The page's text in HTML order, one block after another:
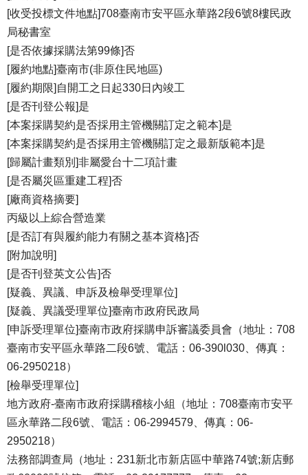
[收受投標文件地點]708臺南市安平區永華路2段6號8樓民政
局秘書室
[是否依據採購法第99條]否
[履約地點]臺南市(非原住民地區)
[履約期限]自開工之日起330日內竣工
[是否刊登公報]是
[本案採購契約是否採用主管機關訂定之範本]是
[本案採購契約是否採用主管機關訂定之最新版範本]是
[歸屬計畫類別]非屬愛台十二項計畫
[是否屬災區重建工程]否
[廠商資格摘要]
丙級以上綜合營造業
[是否訂有與履約能力有關之基本資格]否
[附加說明]
[是否刊登英文公告]否
[疑義、異議、申訴及檢舉受理單位]
[疑義、異議受理單位]臺南市政府民政局
[申訴受理單位]臺南市政府採購申訴審議委員會（地址：708
臺南市安平區永華路二段6號、電話：06-390l030、傳真：
06-2950218）
[檢舉受理單位]
地方政府-臺南市政府採購稽核小組（地址：708臺南市安平
區永華路二段6號、電話：06-2994579、傳真：06-
2950218）
法務部調查局（地址：231新北市新店區中華路74號;新店郵